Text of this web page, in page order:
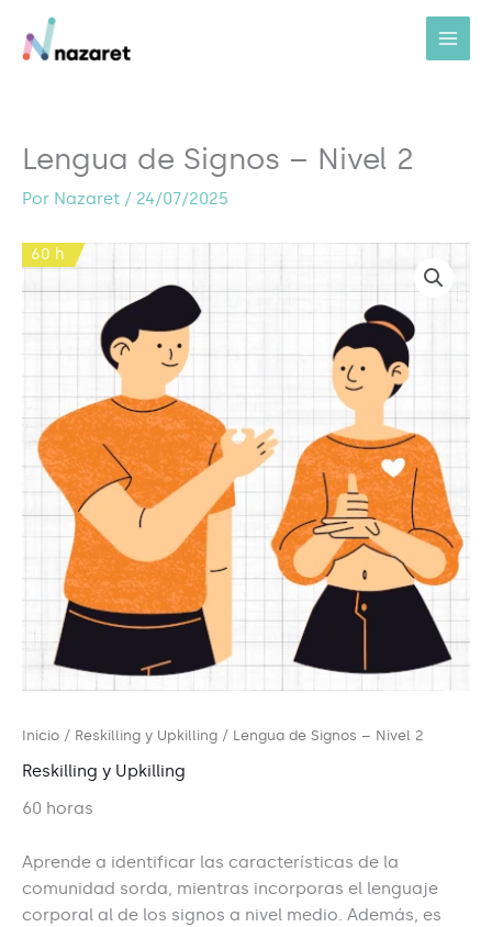
contenido
Lengua de Signos – Nivel 2
Por Nazaret / 24/07/2025
60 h
Inicio / Reskilling y Upkilling / Lengua de Signos – Nivel 2
Reskilling y Upkilling
60 horas
Aprende a identificar las características de la
comunidad sorda, mientras incorporas el lenguaje
corporal al de los signos a nivel medio. Además, es